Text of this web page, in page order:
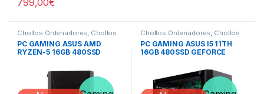
Chollos Ordenadores, Chollos
Ordenadores Gaming,
Ordenadores Sobremesa,
Todos los Ordenadores
PC GAMING ASUS AMD
RYZEN-5 16GB 480SSD
Chollos Ordenadores, Chollos
Ordenadores Gaming,
Ordenadores Sobremesa ,
Todos los Ordenadores
PC GAMING ASUS I5 11TH
16GB 480SSD GEFORCE